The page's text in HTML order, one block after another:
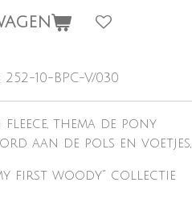
252-10-BPC-V/030
fleece, thema de pony
aan de pols en voetjes,
first woody" collectie